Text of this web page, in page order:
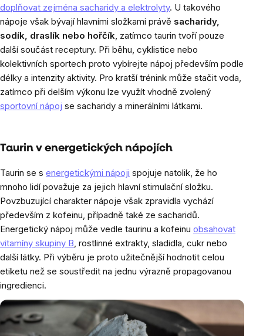
doplňovat zejména sacharidy a elektrolyty. U takového
nápoje však bývají hlavními složkami právě sacharidy,
sodík, draslík nebo hořčík, zatímco taurin tvoří pouze
další součást receptury. Při běhu, cyklistice nebo
kolektivních sportech proto vybírejte nápoj především podle
délky a intenzity aktivity. Pro kratší trénink může stačit voda,
zatímco při delším výkonu lze využít vhodně zvolený
sportovní nápoj se sacharidy a minerálními látkami.
Taurin v energetických nápojích
Taurin se s energetickými nápoji spojuje natolik, že ho
mnoho lidí považuje za jejich hlavní stimulační složku.
Povzbuzující charakter nápoje však zpravidla vychází
především z kofeinu, případně také ze sacharidů.
Energetický nápoj může vedle taurinu a kofeinu obsahovat
vitamíny skupiny B, rostlinné extrakty, sladidla, cukr nebo
další látky. Při výběru je proto užitečnější hodnotit celou
etiketu než se soustředit na jednu výrazně propagovanou
ingredienci.